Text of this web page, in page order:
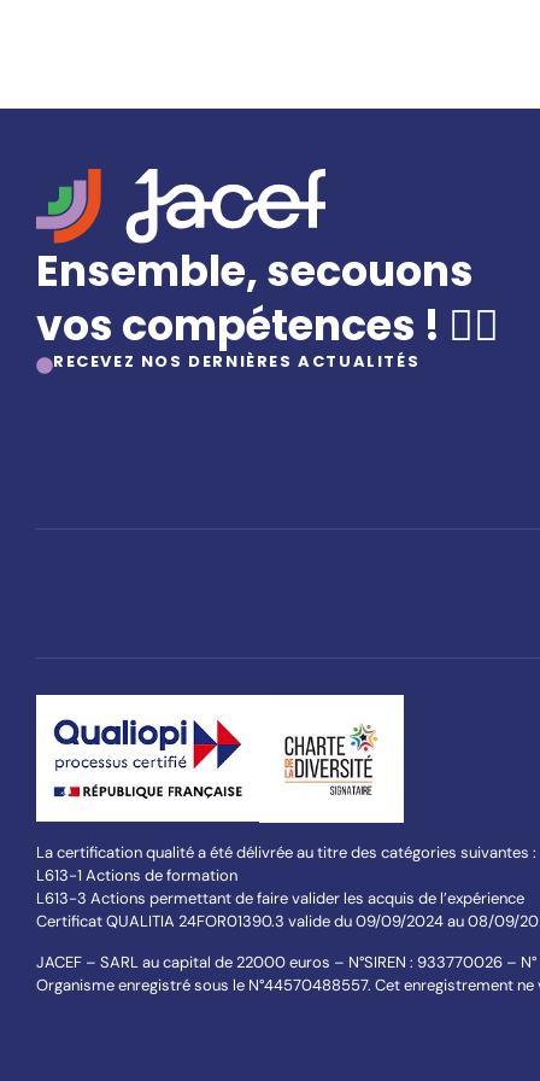
Ensemble, secouons
vos compétences ! 🤸‍♀️
RECEVEZ NOS DERNIÈRES ACTUALITÉS
La certification qualité a été délivrée au titre des catégories suivantes :
L613-1 Actions de formation
L613-3 Actions permettant de faire valider les acquis de l’expérience
Certificat QUALITIA 24FOR01390.3 valide du 09/09/2024 au 08/09/
JACEF – SARL au capital de 22000 euros – N°SIREN : 933770026 –
Organisme enregistré sous le N°44570488557. Cet enregistrement ne